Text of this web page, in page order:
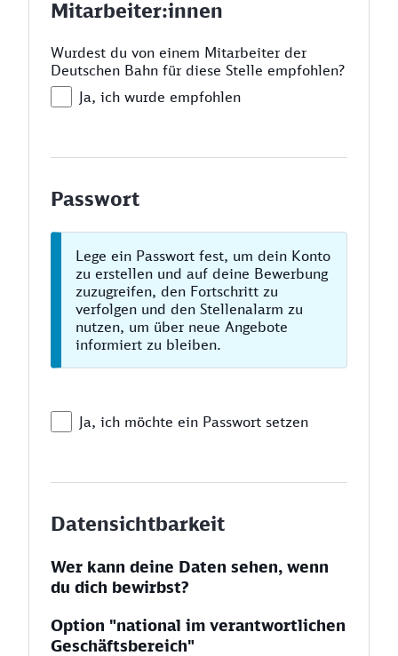
Mitarbeiter:innen
Wurdest du von einem Mitarbeiter der
Deutschen Bahn für diese Stelle empfohlen?
Ja, ich wurde empfohlen
Passwort
Lege ein Passwort fest, um dein Konto
zu erstellen und auf deine Bewerbung
zuzugreifen, den Fortschritt zu
verfolgen und den Stellenalarm zu
nutzen, um über neue Angebote
informiert zu bleiben.
Ja, ich möchte ein Passwort setzen
Datensichtbarkeit
Wer kann deine Daten sehen, wenn
du dich bewirbst?
Option "national im verantwortlichen
Geschäftsbereich"